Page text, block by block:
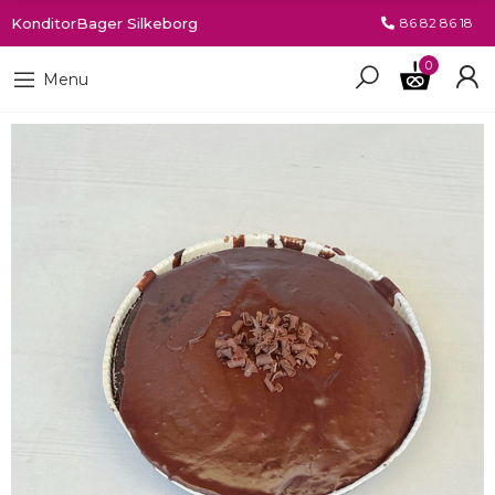
KonditorBager Silkeborg 86 82 86 18
Menu
0